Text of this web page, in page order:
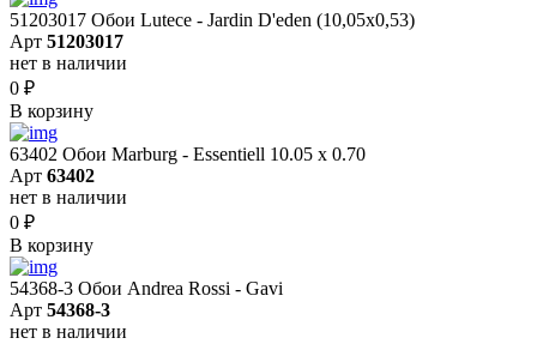
51203017 Обои Lutece - Jardin D'eden (10,05x0,53)
Арт 51203017
нет в наличии
0 ₽
В корзину
63402 Обои Marburg - Essentiell 10.05 х 0.70
Арт 63402
нет в наличии
0 ₽
В корзину
54368-3 Обои Andrea Rossi - Gavi
Арт 54368-3
нет в наличии